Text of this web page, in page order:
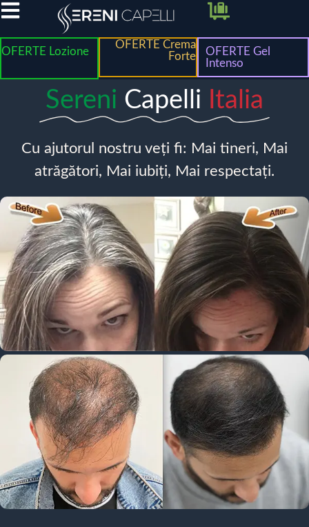
OFERTE Lozione
OFERTE Crema
Forte
OFERTE Gel
Intenso
Sereni Capelli Italia
Cu ajutorul nostru veți fi: Mai tineri, Mai
atrăgători, Mai iubiți, Mai respectați.